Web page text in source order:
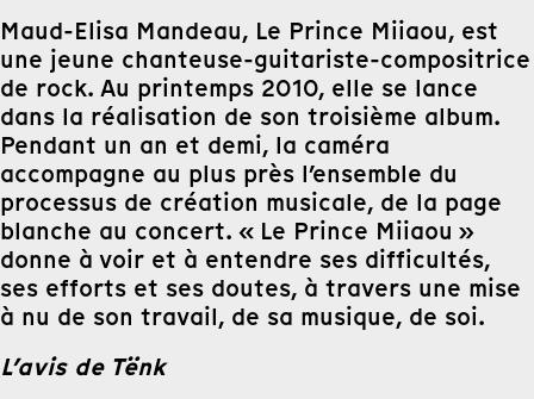
Maud-Elisa Mandeau, Le Prince Miiaou, est
une jeune chanteuse-guitariste-compositrice
de rock. Au printemps 2010, elle se lance
dans la réalisation de son troisième album.
Pendant un an et demi, la caméra
accompagne au plus près l’ensemble du
processus de création musicale, de la page
blanche au concert. « Le Prince Miiaou »
donne à voir et à entendre ses difficultés,
ses efforts et ses doutes, à travers une mise
à nu de son travail, de sa musique, de soi.
L’avis de Tënk